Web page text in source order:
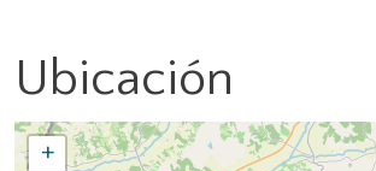
Ubicación
+